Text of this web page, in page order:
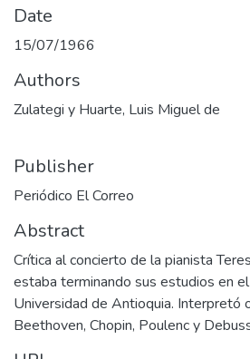
Date
15/07/1966
Authors
Zulategi y Huarte, Luis Miguel de
Publisher
Periódico El Correo
Abstract
Crítica al concierto de la pianista
estaba terminando sus estudios en
Universidad de Antioquia. Interpretó
Beethoven, Chopin, Poulenc y